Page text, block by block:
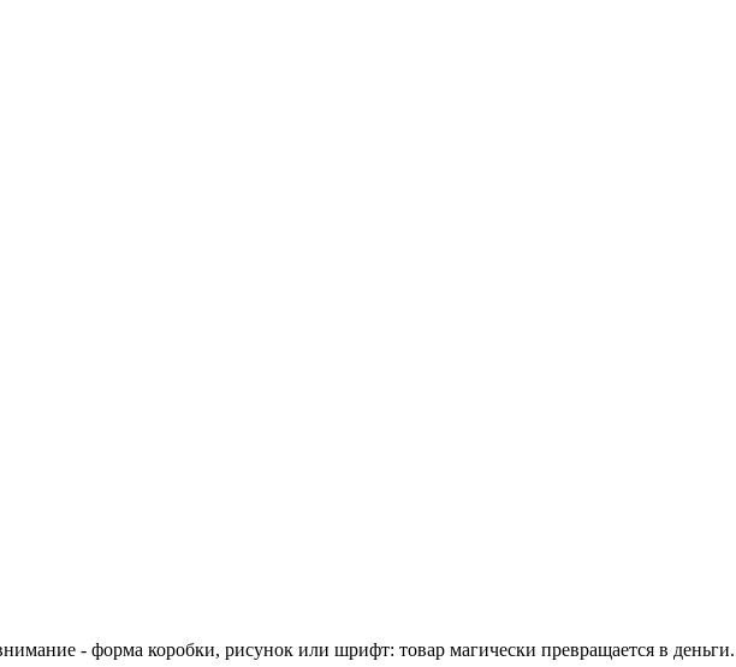
- форма коробки, рисунок или шрифт: товар магически превращается в деньги.